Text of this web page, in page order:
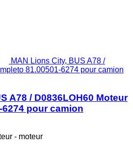
MAN Lions City, BUS A78 /
81.00501-6274 pour camion
A78 / D0836LOH60 Moteur
pour camion
- moteur